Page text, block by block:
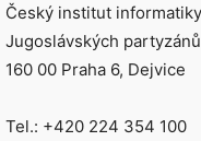
Český institut
Jugoslávských
160 00 Praha 6, Dejvice
Tel.: +420 224 354 100